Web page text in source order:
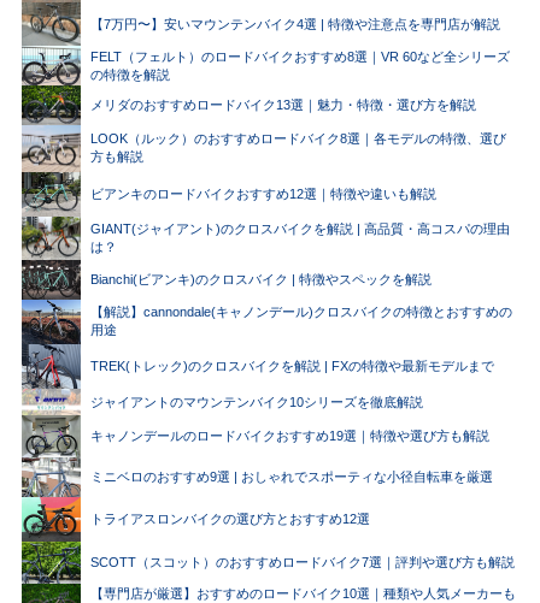
【7万円〜】安いマウンテンバイク4選 | 特徴や注意点を専門店が解説
FELT（フェルト）のロードバイクおすすめ8選｜VR 60など全シリーズ
の特徴を解説
メリダのおすすめロードバイク13選｜魅力・特徴・選び方を解説
LOOK（ルック）のおすすめロードバイク8選｜各モデルの特徴、選び
方も解説
ビアンキのロードバイクおすすめ12選｜特徴や違いも解説
GIANT(ジャイアント)のクロスバイクを解説 | 高品質・高コスパの理由
は？
Bianchi(ビアンキ)のクロスバイク | 特徴やスペックを解説
【解説】cannondale(キャノンデール)クロスバイクの特徴とおすすめの
用途
TREK(トレック)のクロスバイクを解説 | FXの特徴や最新モデルまで
ジャイアントのマウンテンバイク10シリーズを徹底解説
キャノンデールのロードバイクおすすめ19選｜特徴や選び方も解説
ミニベロのおすすめ9選 | おしゃれでスポーティな小径自転車を厳選
トライアスロンバイクの選び方とおすすめ12選
SCOTT（スコット）のおすすめロードバイク7選｜評判や選び方も解説
【専門店が厳選】おすすめのロードバイク10選｜種類や人気メーカーも